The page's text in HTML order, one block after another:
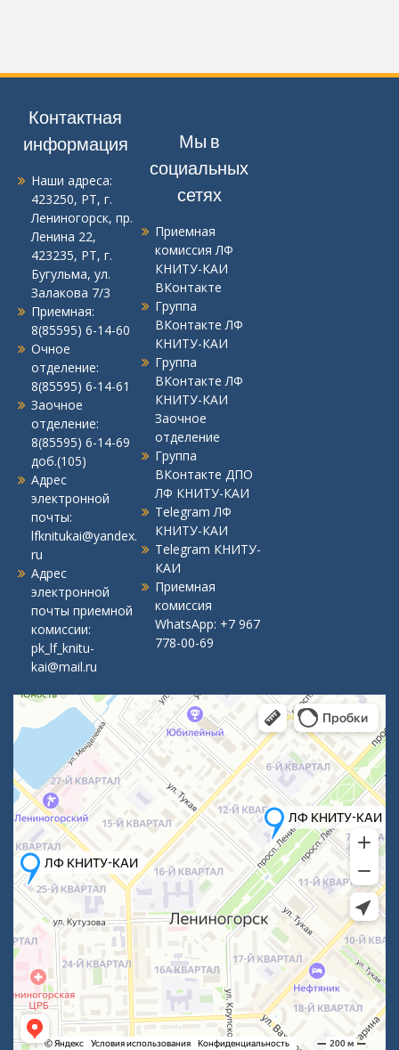
Контактная
информация
Наши адреса:
423250, РТ, г.
Лениногорск, пр.
Ленина 22,
423235, РТ, г.
Бугульма, ул.
Залакова 7/3
Приемная:
8(85595) 6-14-60
Очное
отделение:
8(85595) 6-14-61
Заочное
отделение:
8(85595) 6-14-69
доб.(105)
Адрес
электронной
почты:
lfknitukai@yandex.
ru
Адрес
электронной
почты приемной
комиссии:
pk_lf_knitu-
kai@mail.ru
Мы в
социальных
сетях
Приемная
комиссия ЛФ
КНИТУ-КАИ
ВКонтакте
Группа
ВКонтакте ЛФ
КНИТУ-КАИ
Группа
ВКонтакте ЛФ
КНИТУ-КАИ
Заочное
отделение
Группа
ВКонтакте ДПО
ЛФ КНИТУ-КАИ
Telegram ЛФ
КНИТУ-КАИ
Telegram КНИТУ-
КАИ
Приемная
комиссия
WhatsApp: +7 967
778-00-69